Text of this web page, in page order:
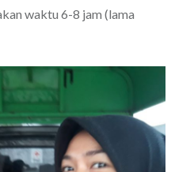
waktu 6-8 jam (lama